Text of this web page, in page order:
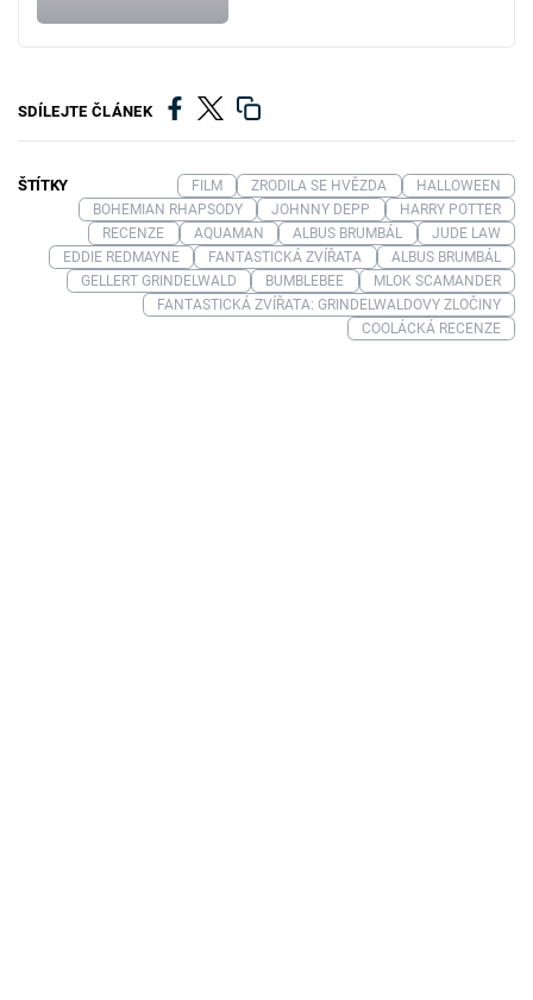
SDÍLEJTE ČLÁNEK
ŠTÍTKY FILM ZRODILA SE HVĚZDA
HALLOWEEN
BOHEMIAN RHAPSODY
JOHNNY DEPP
HARRY POTTER
RECENZE
AQUAMAN ALBUS BRUMBÁL
JUDE LAW
EDDIE REDMAYNE
FANTASTICKÁ ZVÍŘATA
ALBUS BRUMBÁL
GELLERT GRINDELWALD
BUMBLEBEE
MLOK SCAMANDER
FANTASTICKÁ ZVÍŘATA: GRINDELWALDOVY ZLOČINY
COOLÁCKÁ RECENZE